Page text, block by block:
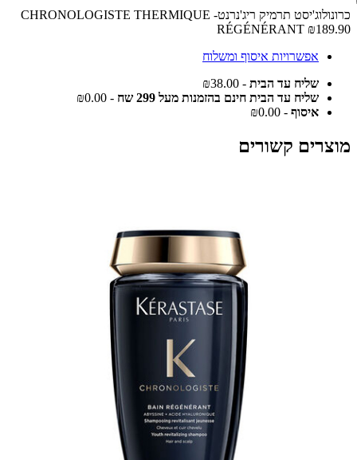
כרונולוג'יסט תרמיק ריג'נרנט- CHRONOLOGISTE THERMIQUE
RÉGÉNÉRANT ₪189.90
אפשרויות איסוף ומשלוח
שליח עד הבית - ₪38.00
שליח עד הבית חינם בהזמנות מעל 299 שח
- ₪0.00
איסוף - ₪0.00
מוצרים קשורים